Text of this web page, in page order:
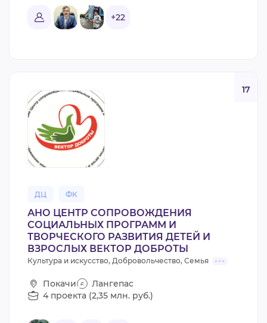
+22
ДЦ ФК
17
АНО ЦЕНТР СОПРОВОЖДЕНИЯ
СОЦИАЛЬНЫХ ПРОГРАММ И
ТВОРЧЕСКОГО РАЗВИТИЯ ДЕТЕЙ И
ВЗРОСЛЫХ ВЕКТОР ДОБРОТЫ
Культура и искусство, Добровольчество, Семья
Покачи
Лангепас
4 проекта (2,35 млн. руб.)